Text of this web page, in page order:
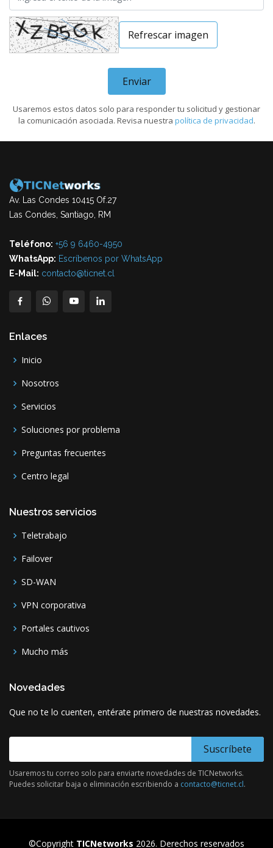
Refrescar imagen
Enviar
Usaremos estos datos solo para responder tu solicitud y gestionar
la comunicación asociada. Revisa nuestra política de privacidad.
Av. Las Condes 10415 Of.27
Las Condes, Santiago, RM
Teléfono: +56 9 6460-4950
WhatsApp: Escríbenos por WhatsApp
E-Mail: contacto@ticnet.cl
Enlaces
Inicio
Nosotros
Servicios
Soluciones por problema
Preguntas frecuentes
Centro legal
Nuestros servicios
Teletrabajo
Failover
SD-WAN
VPN corporativa
Portales cautivos
Mucho más
Novedades
Que no te lo cuenten, entérate primero de nuestras novedades.
Usaremos tu correo solo para enviarte novedades de TICNetworks.
Puedes solicitar baja o eliminación escribiendo a contacto@ticnet.cl.
©Copyright TICNetworks 2026. Derechos reservados